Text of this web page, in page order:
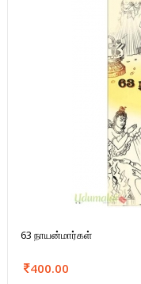
63 நாயன்மார்கள்
400.00